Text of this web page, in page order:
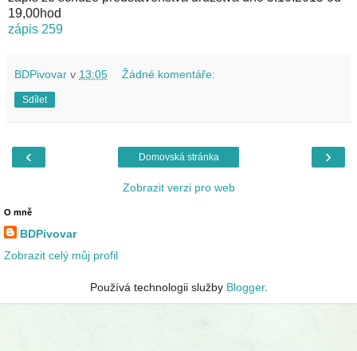
19,00hod
zápis 259
BDPivovar v 13:05 Žádné komentáře:
Sdílet
‹ ›
Domovská stránka
Zobrazit verzi pro web
O mně
BDPivovar
Zobrazit celý můj profil
Používá technologii služby Blogger.